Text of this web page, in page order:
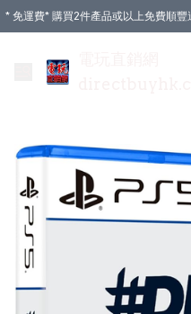
* 免運費* 購買2件產品或以上免費順